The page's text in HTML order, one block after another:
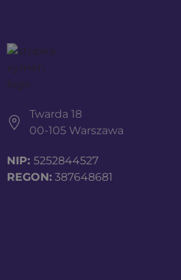
Twarda 18
00-105 Warszawa
NIP: 5252844527
REGON: 387648681